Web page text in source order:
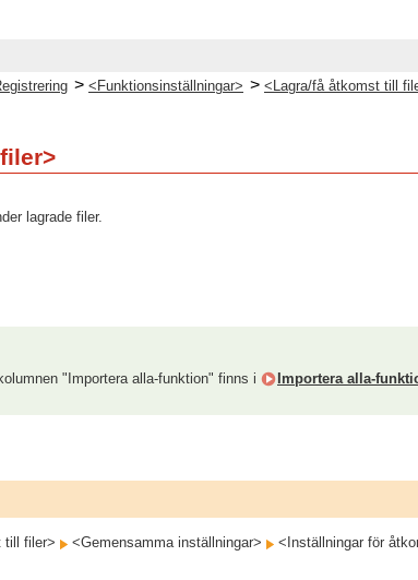
> <Funktionsinställningar> > <Lagra/få åtkomst till
lagrade filer.
"Importera alla-funktion" finns i Importera alla-
till filer> <Gemensamma inställningar> <Inställningar för